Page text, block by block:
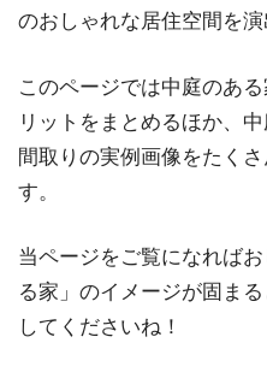
のおしゃれな居住空間を演
このページでは中庭のあ
リットをまとめるほか、
間取りの実例画像をたく
す。
当ページをご覧になれば
る家」のイメージが固ま
してくださいね！